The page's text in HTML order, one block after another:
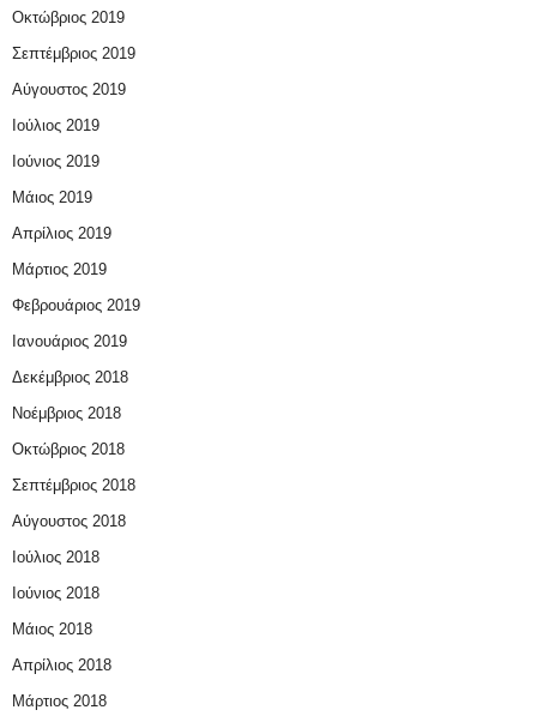
Οκτώβριος 2019
Σεπτέμβριος 2019
Αύγουστος 2019
Ιούλιος 2019
Ιούνιος 2019
Μάιος 2019
Απρίλιος 2019
Μάρτιος 2019
Φεβρουάριος 2019
Ιανουάριος 2019
Δεκέμβριος 2018
Νοέμβριος 2018
Οκτώβριος 2018
Σεπτέμβριος 2018
Αύγουστος 2018
Ιούλιος 2018
Ιούνιος 2018
Μάιος 2018
Απρίλιος 2018
Μάρτιος 2018